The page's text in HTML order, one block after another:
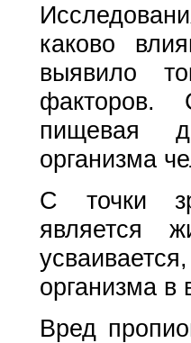
каково
выявило
факторов.
пищевая
организма
С точки
является
организма в
Вред